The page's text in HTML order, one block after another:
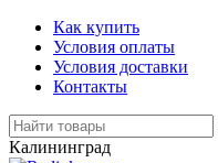
Как купить
Условия оплаты
Условия доставки
Контакты
Калининград